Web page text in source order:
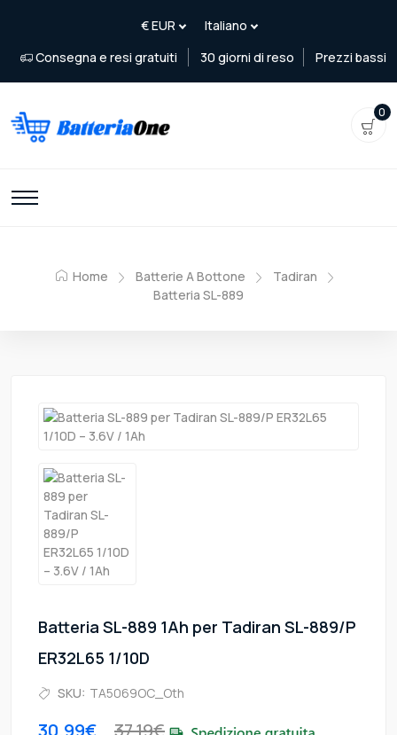
Consegna e resi gratuiti 30 giorni di reso Prezzi bassi
0
Home Batterie A Bottone
Tadiran
Batteria SL-889
Batteria SL-889 1Ah per Tadiran SL-889/P
ER32L65 1/10D
SKU: TA5069OC_Oth
30.99€ 37.19€